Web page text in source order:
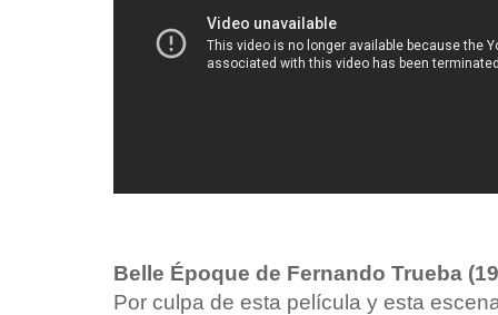
Belle Époque de Fernando Trueba
Por culpa de esta película y esta